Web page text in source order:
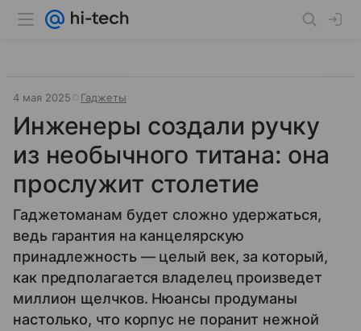
4 мая 2025 Гаджеты
Инженеры создали ручку
из необычного титана: она
прослужит столетие
Гаджетоманам будет сложно удержаться,
ведь гарантия на канцелярскую
принадлежность — целый век, за который,
как предполагается владелец произведет
миллион щелчков. Нюансы продуманы
настолько, что корпус не поранит нежной